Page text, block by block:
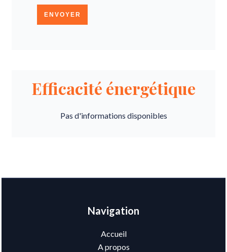
ENVOYER
Efficacité énergétique
Pas d'informations disponibles
Navigation
Accueil
A propos